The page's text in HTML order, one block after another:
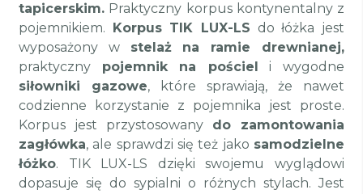
tapicerskim. Praktyczny korpus kontynentalny z
pojemnikiem.
Korpus TIK LUX-LS do łóżka jest
wyposażony w stelaż na ramie drewnianej,
praktyczny pojemnik na pościel
i wygodne
siłowniki gazowe, które sprawiają, że nawet
codzienne korzystanie z pojemnika jest proste.
Korpus jest przystosowany do zamontowania
zagłówka, ale sprawdzi się też jako samodzielne
łóżko. TIK LUX-LS dzięki swojemu wyglądowi
dopasuje się do sypialni o różnych stylach. Jest